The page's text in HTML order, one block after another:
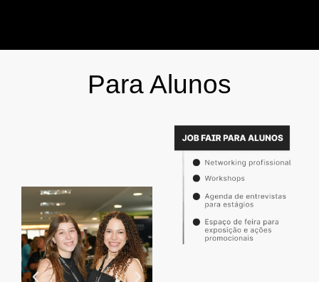
Para Alunos